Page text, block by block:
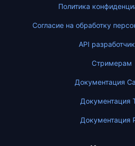
Политика
Согласие на обработку
API
Стримерам
Документация
Документация
Документация